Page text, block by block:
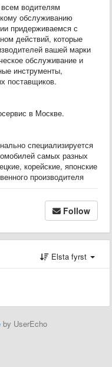
водителям
обслуживанию
придерживаемся с
действий, которые
вашей марки
обслуживание и
инструменты,
поставщиков.
в Москве.
специализируется
самых разных
корейские, японские
производителя
Follow
Elsta fyrst
by UserEcho